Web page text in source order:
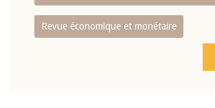
Revue économique et monétaire